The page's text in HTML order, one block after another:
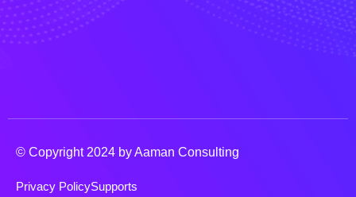
© Copyright 2024 by Aaman Consulting
Privacy PolicySupports